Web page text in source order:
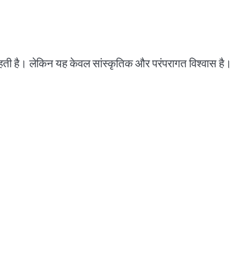
है। लेकिन यह केवल सांस्कृतिक और परंपरागत विश्वास है।